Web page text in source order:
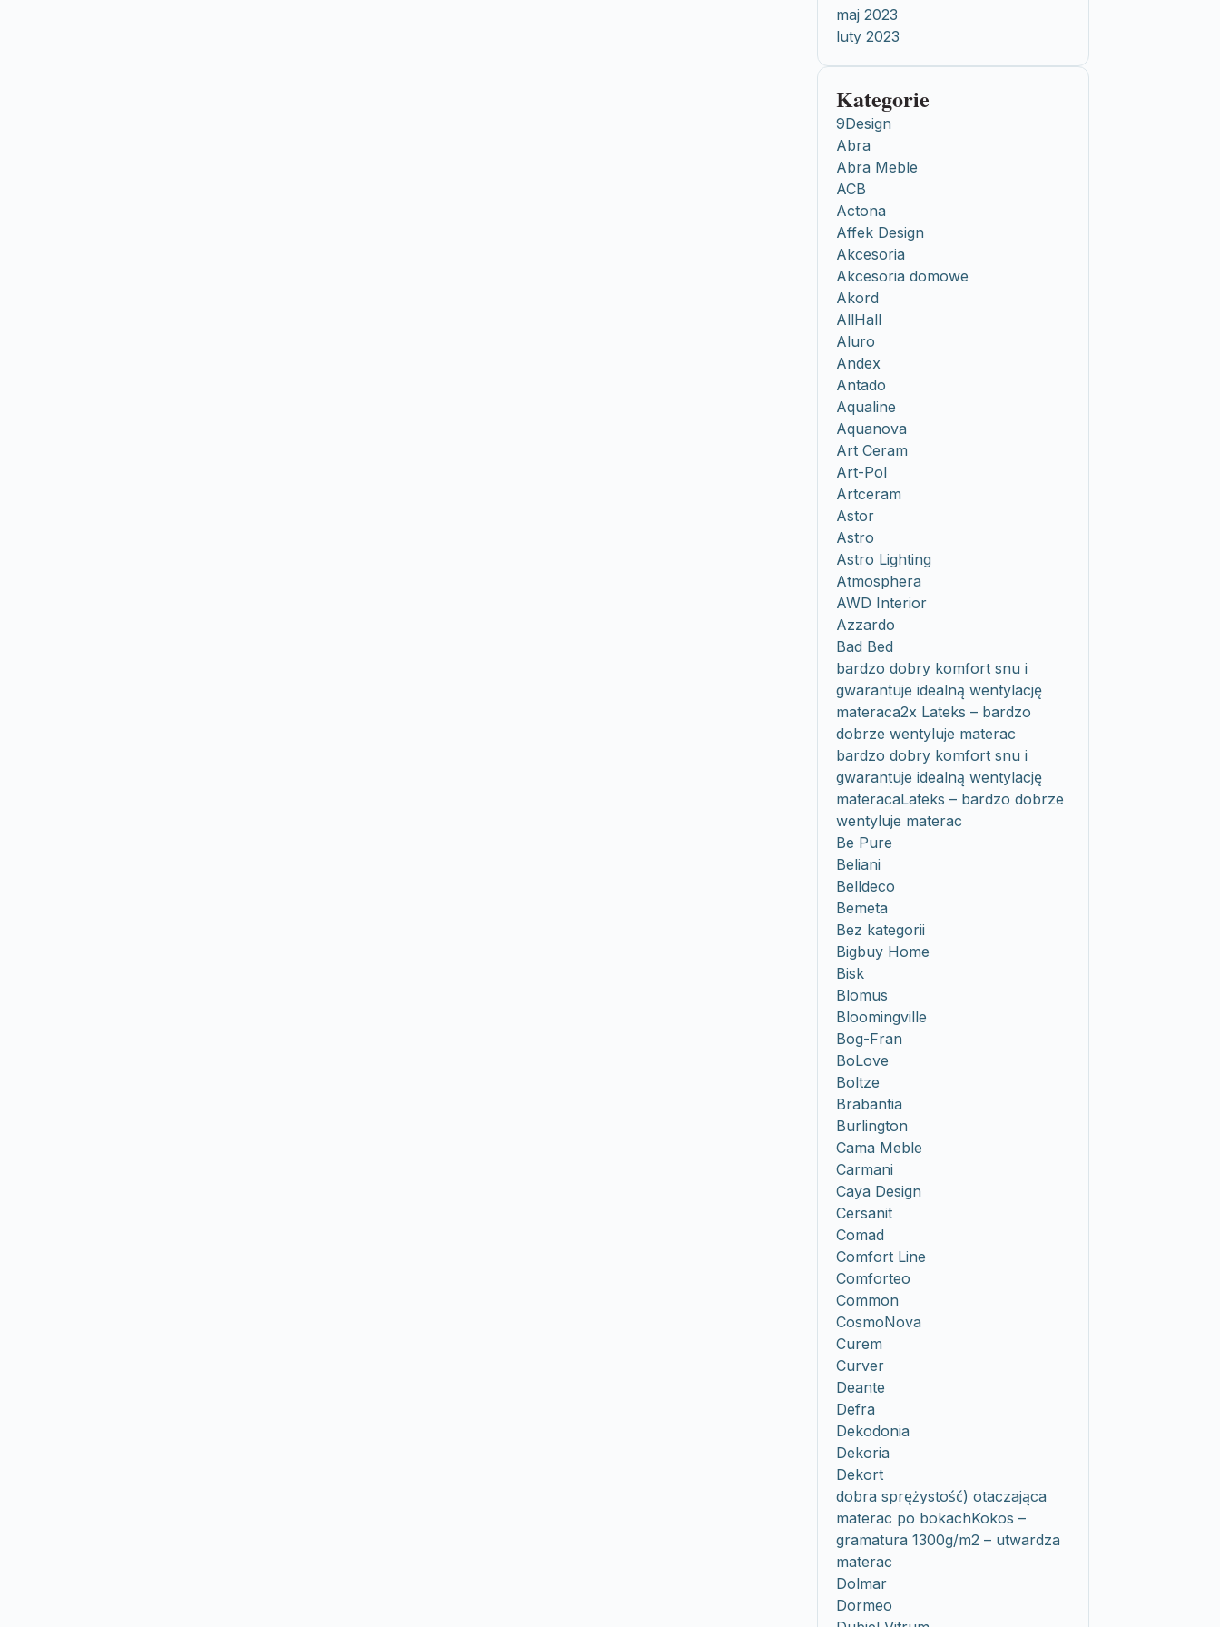
maj 2023
luty 2023
Kategorie
9Design
Abra
Abra Meble
ACB
Actona
Affek Design
Akcesoria
Akcesoria domowe
Akord
AllHall
Aluro
Andex
Antado
Aqualine
Aquanova
Art Ceram
Art-Pol
Artceram
Astor
Astro
Astro Lighting
Atmosphera
AWD Interior
Azzardo
Bad Bed
bardzo dobry komfort snu i
gwarantuje idealną wentylację
materaca2x Lateks – bardzo
dobrze wentyluje materac
bardzo dobry komfort snu i
gwarantuje idealną wentylację
materacaLateks – bardzo dobrze
wentyluje materac
Be Pure
Beliani
Belldeco
Bemeta
Bez kategorii
Bigbuy Home
Bisk
Blomus
Bloomingville
Bog-Fran
BoLove
Boltze
Brabantia
Burlington
Cama Meble
Carmani
Caya Design
Cersanit
Comad
Comfort Line
Comforteo
Common
CosmoNova
Curem
Curver
Deante
Defra
Dekodonia
Dekoria
Dekort
dobra sprężystość) otaczająca
materac po bokachKokos –
gramatura 1300g/m2 – utwardza
materac
Dolmar
Dormeo